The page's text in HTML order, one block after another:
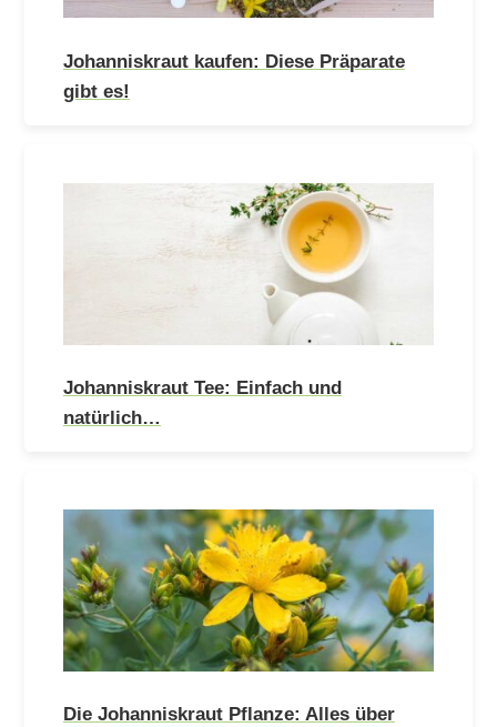
Johanniskraut kaufen: Diese Präparate
gibt es!
Johanniskraut Tee: Einfach und
natürlich…
Die Johanniskraut Pflanze: Alles über